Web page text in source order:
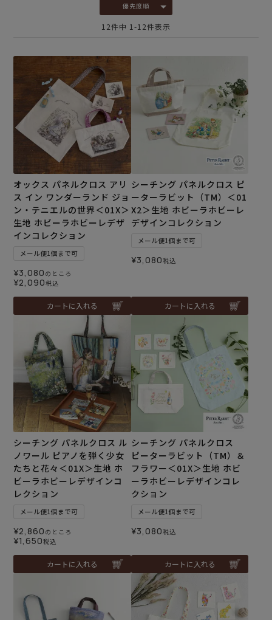
優先度順
12件中 1 -12件表示
オックス パネルクロス アリ
ス イン ワンダーランド ジョ
ン・テニエルの世界＜01X＞
生地 ホビーラホビーレデザ
インコレクション
メール便1個まで可
¥3,080 のところ
¥2,090税込
カートに入れる
シーチング パネルクロス ピ
ーターラビット（TM）＜01
X2＞生地 ホビーラホビーレ
デザインコレクション
メール便1個まで可
¥3,080税込
カートに入れる
シーチング パネルクロス ル
ノワール ピアノを弾く少女
たちと花々＜01X＞生地 ホ
ビーラホビーレデザインコ
レクション
メール便1個まで可
¥2,860 のところ
¥1,650税込
カートに入れる
シーチング パネルクロス
ピーターラビット（TM）＆
フラワー＜01X＞生地 ホビ
ーラホビーレデザインコレ
クション
メール便1個まで可
¥3,080税込
カートに入れる